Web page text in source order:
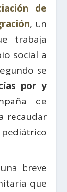
de
, un
trabaja
social a
se
por y
de
recaudar
breve
que